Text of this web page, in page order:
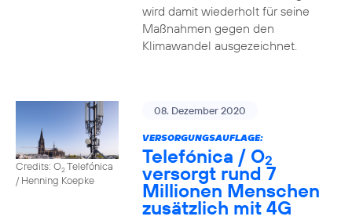
wird damit wiederholt für seine
Maßnahmen gegen den
Klimawandel ausgezeichnet.
Credits: O2Telefónica
/ Henning Koepke
08. Dezember 2020
VERSORGUNGSAUFLAGE:
Telefónica / O2
versorgt rund 7
Millionen Menschen
zusätzlich mit 4G